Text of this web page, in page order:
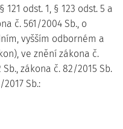
121 odst. 1, § 123 odst. 5 a
č. 561/2004 Sb., o
vyšším odborném a
ve znění zákona č.
zákona č. 82/2015 Sb.
Sb.: